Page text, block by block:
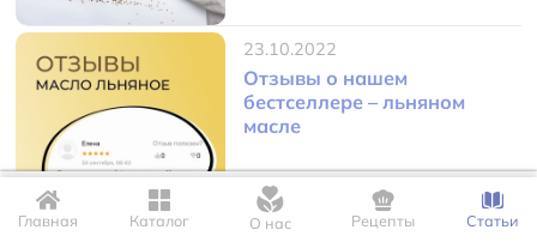
23.10.2022
Отзывы о нашем
бестселлере – льняном
масле
Главная Каталог О нас Рецепты Статьи
Для корректной работы сайта мы используем файлы Cookie. Это
позволяет нам запомнить Ваши настройки и предпочтения.